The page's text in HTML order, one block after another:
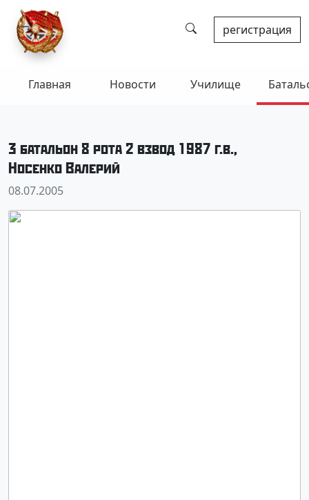
регистрация
Главная Новости Училище
3 батальон 8 рота 2 взвод 1987 г.в.,
Носенко Валерий
08.07.2005